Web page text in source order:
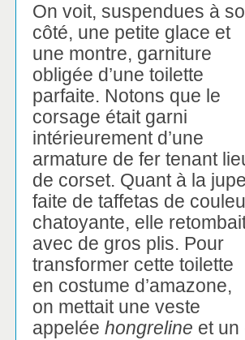
On voit, suspendues à
côté, une petite glace et
une montre, garniture
obligée d’une toilette
parfaite. Notons que le
corsage était garni
intérieurement d’une
armature de fer tenant
de corset. Quant à la
faite de taffetas de
chatoyante, elle
avec de gros plis. Pour
transformer cette toilette
en costume d’amazone,
on mettait une veste
appelée hongreline et un